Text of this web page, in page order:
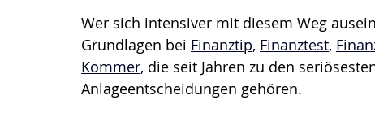
Wer sich intensiver mit diesem Weg
Grundlagen bei Finanztip, Finanztest,
Kommer, die seit Jahren zu den
Anlageentscheidungen gehören.